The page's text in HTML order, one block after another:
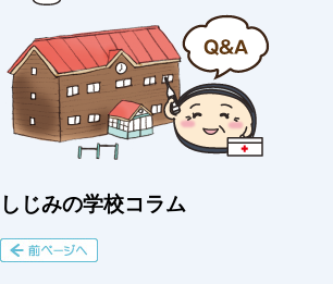
しじみの学校コラム